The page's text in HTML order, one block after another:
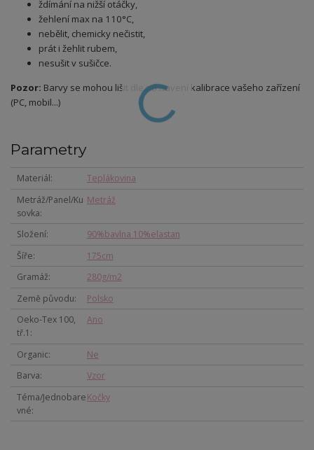
ždímání na nižší otáčky,
žehlení max na 110°C,
nebělit, chemicky nečistit,
prát i žehlit rubem,
nesušit v sušičce.
Pozor: Barvy se mohou lišit dle nastavení kalibrace vašeho zařízení
(PC, mobil...)
Parametry
Materiál
Teplákovina
Metráž/Panel/Ku
sovka
Metráž
Složení
90%bavlna 10%elastan
Šíře
175cm
Gramáž
280g/m2
Země původu
Polsko
Oeko-Tex 100,
tř.1
Ano
Organic
Ne
Barva
Vzor
Téma/Jednobare
vné
Kočky